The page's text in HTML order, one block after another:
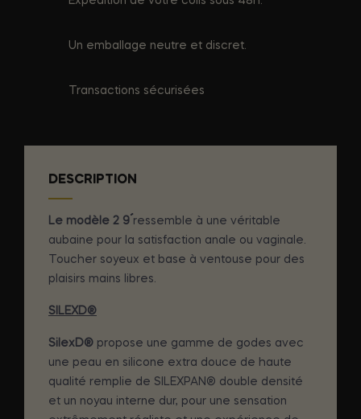
Un emballage neutre et discret.
Transactions sécurisées
DESCRIPTION
Le modèle 2 9´´ ressemble à une véritable
aubaine pour la satisfaction anale ou vaginale.
Toucher soyeux et base à ventouse pour des
plaisirs mains libres.
SILEXD®
SilexD® propose une gamme de godes avec
une peau en silicone extra douce de haute
qualité remplie de SILEXPAN® double densité
et un noyau interne dur, pour une sensation